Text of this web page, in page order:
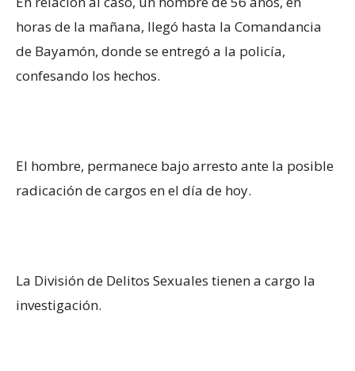
horas de la mañana, llegó hasta la Comandancia
de Bayamón, donde se entregó a la policía,
confesando los hechos.
El hombre, permanece bajo arresto ante la posible
radicación de cargos en el día de hoy.
La División de Delitos Sexuales tienen a cargo la
investigación.